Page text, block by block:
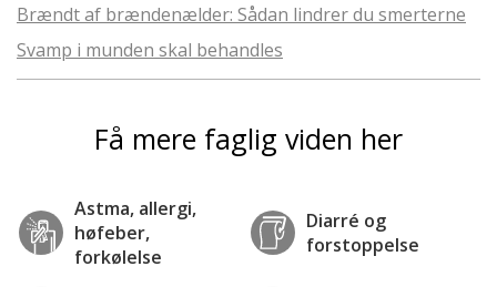
Brændt af brændenælder: Sådan lindrer du smerterne
Svamp i munden skal behandles
Få mere faglig viden her
Astma, allergi,
høfeber,
forkølelse
Diarré og
forstoppelse